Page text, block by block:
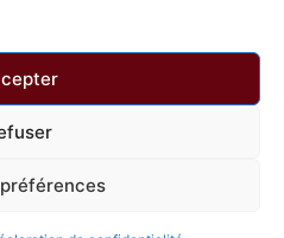
Tous droits réservés.